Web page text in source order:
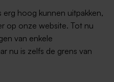
erg hoog kunnen uitpakken,
op onze website. Tot nu
van enkele
nu is zelfs de grens van